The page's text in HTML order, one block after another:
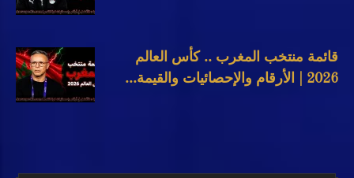
قائمة منتخب المغرب .. كأس العالم
2026 | الأرقام والإحصائيات والقيمة...